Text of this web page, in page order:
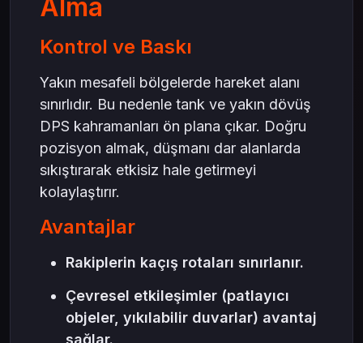
Alma
Kontrol ve Baskı
Yakın mesafeli bölgelerde hareket alanı
sınırlıdır. Bu nedenle tank ve yakın dövüş
DPS kahramanları ön plana çıkar. Doğru
pozisyon almak, düşmanı dar alanlarda
sıkıştırarak etkisiz hale getirmeyi
kolaylaştırır.
Avantajlar
Rakiplerin kaçış rotaları sınırlanır.
Çevresel etkileşimler (patlayıcı
objeler, yıkılabilir duvarlar) avantaj
sağlar.